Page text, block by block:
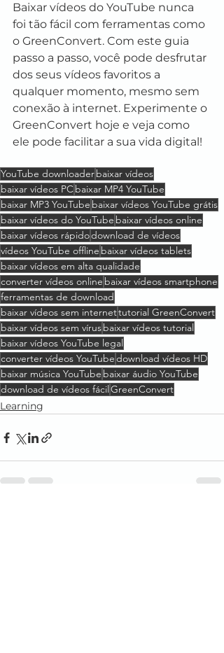
Baixar vídeos do YouTube nunca
foi tão fácil com ferramentas como
o GreenConvert. Com este guia
passo a passo, você pode desfrutar
dos seus vídeos favoritos a
qualquer momento, mesmo sem
conexão à internet. Experimente o
GreenConvert hoje e veja como
ele pode facilitar a sua vida digital!
YouTube downloaderbaixar vídeos
baixar vídeos PCbaixar MP4 YouTube
baixar MP3 YouTube baixar vídeos YouTube grátis
baixar vídeos do YouTube baixar vídeos online
baixar vídeos rápidodownload de vídeos
vídeos YouTube offline baixar vídeos tablets
baixar vídeos em alta qualidade
converter vídeos online baixar vídeos smartphone
ferramentas de download
baixar vídeos sem internettutorial GreenConvert
baixar vídeos sem vírusbaixar vídeos tutorial
baixar vídeos YouTube legal
converter vídeos YouTubedownload vídeos HD
baixar música YouTube baixar áudio YouTube
download de vídeos fácilGreenConvert
Learning